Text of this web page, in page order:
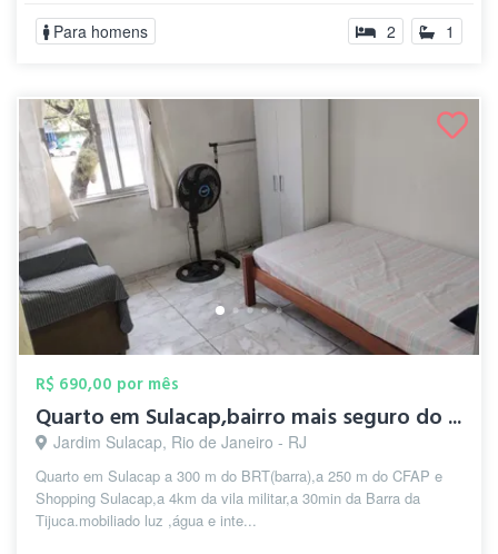
Para homens 2 1
R$ 690,00 por mês
Quarto em Sulacap,bairro mais seguro do ...
Jardim Sulacap, Rio de Janeiro - RJ
Quarto em Sulacap a 300 m do BRT(barra),a 250 m do CFAP e
Shopping Sulacap,a 4km da vila militar,a 30min da Barra da
Tijuca.mobiliado luz ,água e inte...